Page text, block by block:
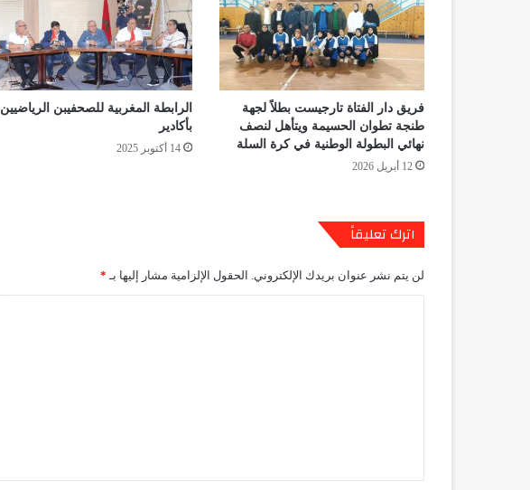
فريق دار الفتاة تارجيست بطلاً لجهة
طنجة تطوان الحسيمة ويتأهل لنصف
نهائي البطولة الوطنية في كرة السلة
12 أبريل 2026
الرابطة المغربية للصحفيبن الرياضيين
بأكادير
14 أكتوبر 2025
اترك تعليقاً
لن يتم نشر عنوان بريدك الإلكتروني. الحقول الإلزامية مشار إليها بـ *